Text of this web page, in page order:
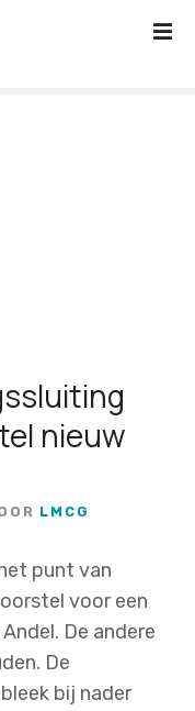
nieuw
LMCG
punt van
voor een
De andere
De
bij nader